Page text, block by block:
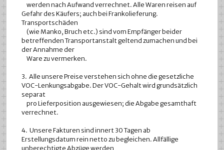
werden nach Aufwand verrechnet. Alle Waren reisen auf
Gefahr des Käufers; auch bei Frankolieferung.
Transportschäden
(wie Manko, Bruch etc.) sind vom Empfänger beider
betreffenden Transportanstalt geltend zumachen und bei
der Annahme der
Ware zu vermerken.
3. Alle unsere Preise verstehen sich ohne die gesetzliche
VOC-Lenkungsabgabe. Der VOC-Gehalt wird grundsätzlich
separat
pro Lieferposition ausgewiesen; die Abgabe gesamthaft
verrechnet.
4. Unsere Fakturen sind innert 30 Tagen ab
Erstellungsdatum rein netto zu begleichen. Allfällige
unberechtigte Abzüge werden